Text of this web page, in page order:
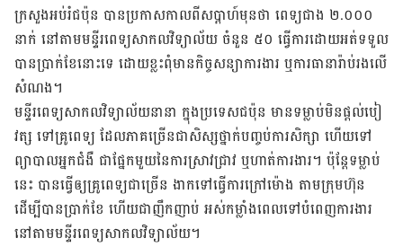
ក្រសួងអប់រំ​ជប៉ុន បានប្រកាស​កាលពី​សប្ដាហ៍មុន​ថា ពេទ្យជាង ២.០០០​
នាក់ នៅ​តាមមន្ទីរពេទ្យ​សាកលវិទ្យាល័យ ចំនួន ៥០ ​ធ្វើការ​ដោយ​អត់ទទួល​
បាន​ប្រាក់ខែ​នោះទេ ដោយខ្លះ​ពុំមាន​កិច្ចសន្យា​ការងារ ឬ​ការធានា​រ៉ាប់រង​លើ​
សំណង។
មន្ទីរពេទ្យ​សាកលវិទ្យាល័យ​នានា ក្នុង​ប្រទេស​ជប៉ុន មាន​ទម្លាប់​មិន​ផ្ដល់​បៀ
វត្ស ទៅគ្រូពេទ្យ ដែល​ភាគច្រើន​ជា​សិស្ស​ថ្នាក់បញ្ចប់​ការសិក្សា ហើយ​ទៅ​
ព្យាបាល​អ្នកជំងឺ ជាផ្នែកមួយ​នៃ​ការស្រាវជ្រាវ ឬ​ហាត់ការងារ។ ប៉ុន្ដែទម្លាប់
នេះ បានធ្វើឲ្យ​គ្រូពេទ្យ​ជាច្រើន ងាកទៅ​ធ្វើការ​ក្រៅម៉ោង តាម​ក្រុមហ៊ុន
ដើម្បី​បានប្រាក់ខែ ហើយជាញឹកញាប់ អស់កម្លាំង​ពេលទៅ​បំពេញ​ការងារ​
នៅតាម​មន្ទីរពេទ្យ​សាកលវិទ្យាល័យ។